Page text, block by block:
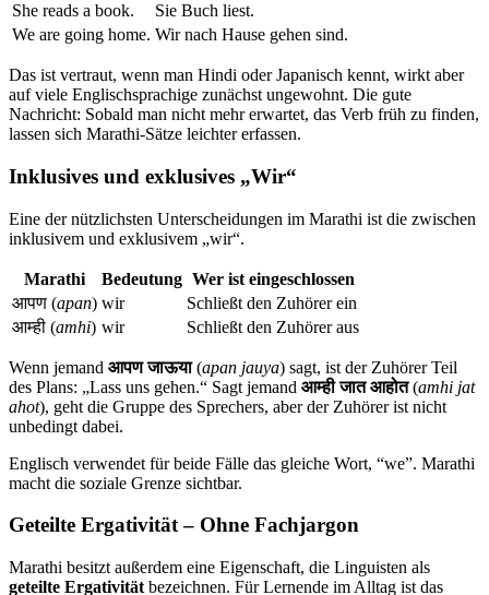
She reads a book.
Sie Buch liest.
We are going home. Wir nach Hause gehen sind.
Das ist vertraut, wenn man Hindi oder Japanisch kennt, wirkt aber
auf viele Englischsprachige zunächst ungewohnt. Die gute
Nachricht: Sobald man nicht mehr erwartet, das Verb früh zu finden,
lassen sich Marathi-Sätze leichter erfassen.
Inklusives und exklusives „Wir“
Eine der nützlichsten Unterscheidungen im Marathi ist die zwischen
inklusivem und exklusivem „wir“.
Marathi Bedeutung Wer ist eingeschlossen
आपण (apan) wir
Schließt den Zuhörer ein
आम्ही (amhi) wir Schließt den Zuhörer aus
Wenn jemand आपण जाऊया(apan jauya) sagt, ist der Zuhörer Teil
des Plans: „Lass uns gehen.“ Sagt jemand आम्ही जात आहोत(amhi jat
ahot), geht die Gruppe des Sprechers, aber der Zuhörer ist nicht
unbedingt dabei.
Englisch verwendet für beide Fälle das gleiche Wort, “we”. Marathi
macht die soziale Grenze sichtbar.
Geteilte Ergativität – Ohne Fachjargon
Marathi besitzt außerdem eine Eigenschaft, die Linguisten als
geteilte Ergativität bezeichnen. Für Lernende im Alltag ist das